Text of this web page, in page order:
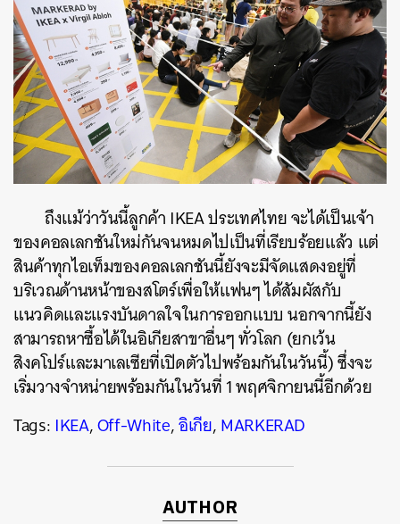
ถึงแม้ว่าวันนี้ลูกค้า IKEA ประเทศไทย จะได้เป็นเจ้า
ของคอลเลกชันใหม่กันจนหมดไปเป็นที่เรียบร้อยแล้ว แต่
สินค้าทุกไอเท็มของคอลเลกชันนี้ยังจะมีจัดแสดงอยู่ที่
บริเวณด้านหน้าของสโตร์เพื่อให้แฟนๆ ได้สัมผัสกับ
แนวคิดและแรงบันดาลใจในการออกแบบ นอกจากนี้ยัง
สามารถหาซื้อได้ในอิเกียสาขาอื่นๆ ทั่วโลก (ยกเว้น
สิงคโปร์และมาเลเซียที่เปิดตัวไปพร้อมกันในวันนี้) ซึ่งจะ
เริ่มวางจำหน่ายพร้อมกันในวันที่ 1 พฤศจิกายนนี้อีกด้วย
Tags: IKEA,Off-White,อิเกีย,MARKERAD
AUTHOR